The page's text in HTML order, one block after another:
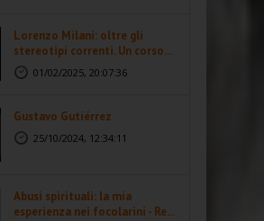
Lorenzo Milani: oltre gli
stereotipi correnti. Un corso...
01/02/2025, 20:07:36
Gustavo Gutiérrez
25/10/2024, 12:34:11
Abusi spirituali: la mia
esperienza nei focolarini - Re...